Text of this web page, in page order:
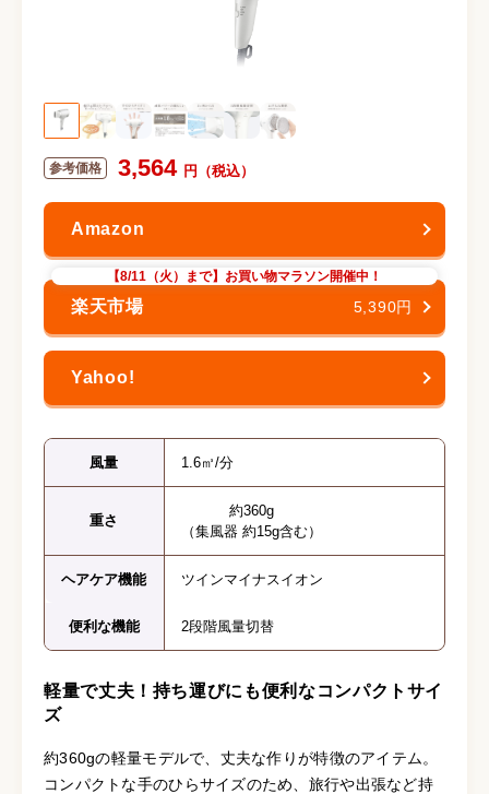
3,564
【8/11（火）まで】お買い物マラソン開催中！
5,390円
風量 1.6㎥/分
重さ
約360g
（集風器 約15g含む）
ヘアケア機能 ツインマイナスイオン
便利な機能 2段階風量切替
軽量で丈夫！持ち運びにも便利なコンパクトサイ
ズ
約360gの軽量モデルで、丈夫な作りが特徴のアイテム。
コンパクトな手のひらサイズのため、旅行や出張など持